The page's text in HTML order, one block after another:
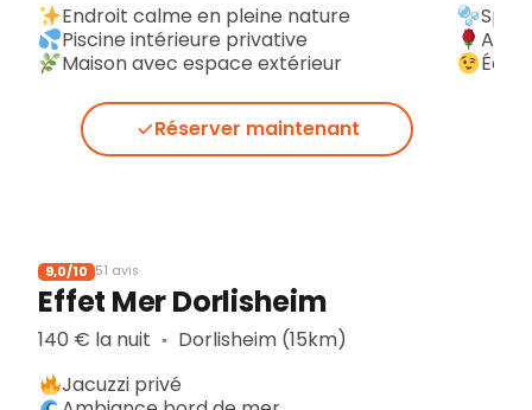
Endroit calme en pleine nature
Piscine intérieure privative
Maison avec espace extérieur
Réserver maintenant
Spa
9,0/10 51 avis
Effet Mer Dorlisheim
140 € la nuit ▪︎ Dorlisheim (15km)
Jacuzzi privé